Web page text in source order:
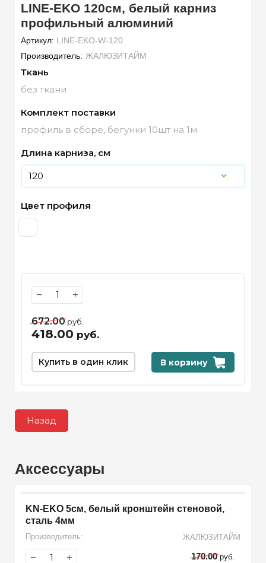
LINE-EKO 120см, белый карниз
профильный алюминий
Артикул: LINE-EKO-W-120
Производитель: ЖАЛЮЗИТАЙМ
Ткань
без ткани
Комплект поставки
профиль в сборе, бегунки 10шт на 1м.
Длина карниза, см
Цвет профиля
− +
672.00руб.
418.00 руб.
В корзину
Купить в один клик
Назад
Аксессуары
KN-EKO 5см, белый кронштейн стеновой,
сталь 4мм
Производитель: ЖАЛЮЗИТАЙМ
− + 170.00руб.